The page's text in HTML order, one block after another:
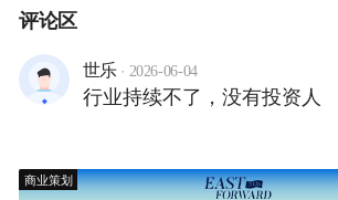
评论区
世乐 · 2026-06-04
行业持续不了，没有投资人
商业策划